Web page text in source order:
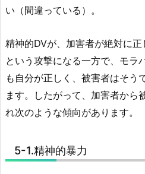
い（間違っている）。
精神的DVが、加害者が絶対に
という攻撃になる一方で、モラ
も自分が正しく、被害者はそう
ます。したがって、加害者から
れ次のような傾向があります。
5-1.精神的暴力